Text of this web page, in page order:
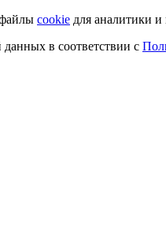
cookie для аналитики и
данных в соответствии с